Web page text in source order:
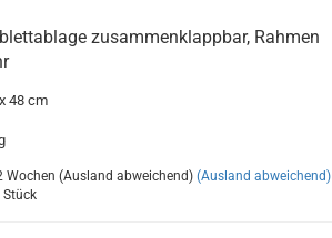
zusammenklappbar, Rahmen
48 cm
Wochen (Ausland abweichend) (Ausland abweichend)
Stück